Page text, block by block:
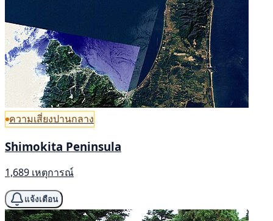
ความเสี่ยงปานกลาง
Shimokita Peninsula
1,689 เหตุการณ์
แจ้งเตือน